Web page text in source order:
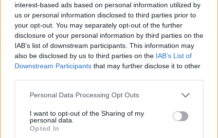
interest-based ads based on personal information utilized by
us or personal information disclosed to third parties prior to
your opt-out. You may separately opt-out of the further
disclosure of your personal information by third parties on the
IAB’s list of downstream participants. This information may
also be disclosed by us to third parties on the IAB’s List of
Downstream Participants that may further disclose it to other
Please note that this website/app uses one or more Google
not limited to your visit or usage behaviour. You may click to
grant or deny consent to Google and its third-party tags to
use your data for below specified purposes in below Google
Personal Data Processing Opt Outs
I want to opt-out of the Sharing of my
personal data.
Opted In